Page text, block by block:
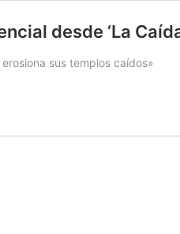
desde ‘La
sus templos caídos»